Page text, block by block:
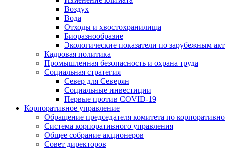
Воздух
Вода
Отходы и хвостохранилища
Биоразнообразие
Экологические показатели по зарубежным
Кадровая политика
Промышленная безопасность и охрана труда
Социальная стратегия
Север для Северян
Социальные инвестиции
Первые против COVID‑19
Корпоративное управление
Обращение председателя комитета по
Система корпоративного управления
Общее собрание акционеров
Совет директоров